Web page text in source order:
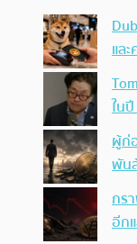
แล
ใน
ผู้ก่
พัน
กร
อีก